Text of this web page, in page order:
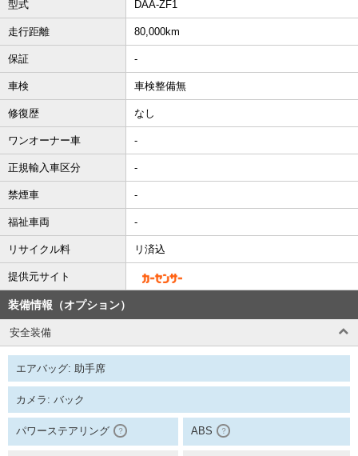
型式 DAA-ZF1
走行距離 80,000km
保証 -
車検 車検整備無
修復歴 なし
ワンオーナー車 -
正規輸入車区分 -
禁煙車 -
福祉車両 -
リサイクル料 リ済込
提供元サイト
装備情報（オプション）
安全装備
エアバッグ: 助手席
カメラ: バック
パワーステアリング ？ ABS ？